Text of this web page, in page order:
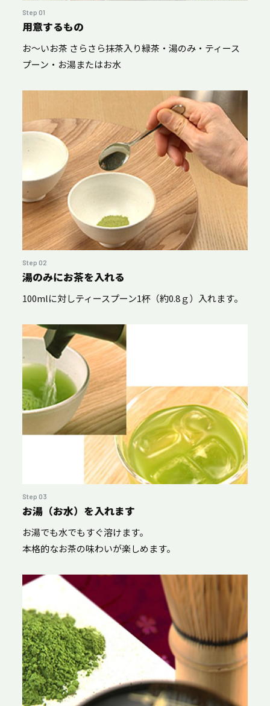
Step 01
用意するもの
お～いお茶 さらさら抹茶入り緑茶・湯のみ・ティース
プーン・お湯またはお水
Step 02
湯のみにお茶を入れる
100mlに対しティースプーン1杯（約0.8ｇ）入れます。
Step 03
お湯（お水）を入れます
お湯でも水でもすぐ溶けます。
本格的なお茶の味わいが楽しめます。